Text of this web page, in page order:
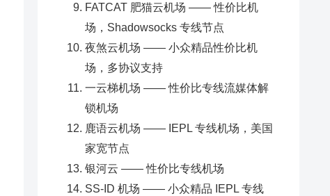
FATCAT 肥猫云机场 —— 性价比机
场，Shadowsocks 专线节点
夜煞云机场 —— 小众精品性价比机
场，多协议支持
一云梯机场 —— 性价比专线流媒体解
锁机场
鹿语云机场 —— IEPL 专线机场，美国
家宽节点
银河云 —— 性价比专线机场
SS-ID 机场 —— 小众精品 IEPL 专线